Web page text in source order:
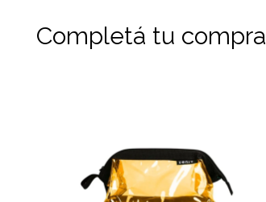
Completá tu compra